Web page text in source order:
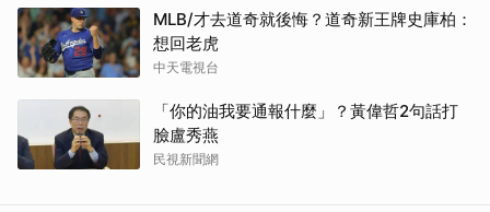
MLB/才去道奇就後悔？道奇新王牌史庫柏：
想回老虎
中天電視台
「你的油我要通報什麼」？黃偉哲2句話打
臉盧秀燕
民視新聞網